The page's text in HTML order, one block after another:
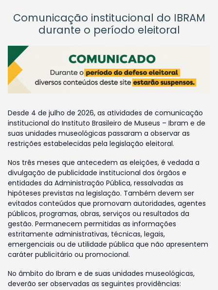
Comunicação institucional do IBRAM
durante o período eleitoral
Desde 4 de julho de 2026, as atividades de comunicação
institucional do Instituto Brasileiro de Museus – Ibram e de
suas unidades museológicas passaram a observar as
restrições estabelecidas pela legislação eleitoral.
Nos três meses que antecedem as eleições, é vedada a
divulgação de publicidade institucional dos órgãos e
entidades da Administração Pública, ressalvadas as
hipóteses previstas na legislação. Também devem ser
evitados conteúdos que promovam autoridades, agentes
públicos, programas, obras, serviços ou resultados da
gestão. Permanecem permitidas as informações
estritamente administrativas, técnicas, legais,
emergenciais ou de utilidade pública que não apresentem
caráter publicitário ou promocional.
No âmbito do Ibram e de suas unidades museológicas,
deverão ser observadas as seguintes providências: